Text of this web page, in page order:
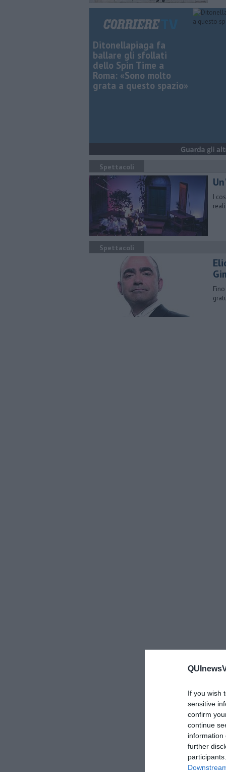
If you wish
sensitive
confirm
continue
information
further
Ditonellapiaga fa
ballare gli sfollati
dello Spin Time a
Roma: «Sono molto
grata a questo spazio»
Spettacoli
I
Spettacoli